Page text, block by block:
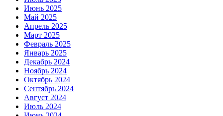
Июнь 2025
Май 2025
Апрель 2025
Март 2025
Февраль 2025
Январь 2025
Декабрь 2024
Ноябрь 2024
Октябрь 2024
Сентябрь 2024
Август 2024
Июль 2024